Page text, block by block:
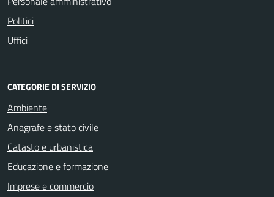
Politici
Uffici
CATEGORIE DI SERVIZIO
Ambiente
Anagrafe e stato civile
Catasto e urbanistica
Educazione e formazione
Imprese e commercio